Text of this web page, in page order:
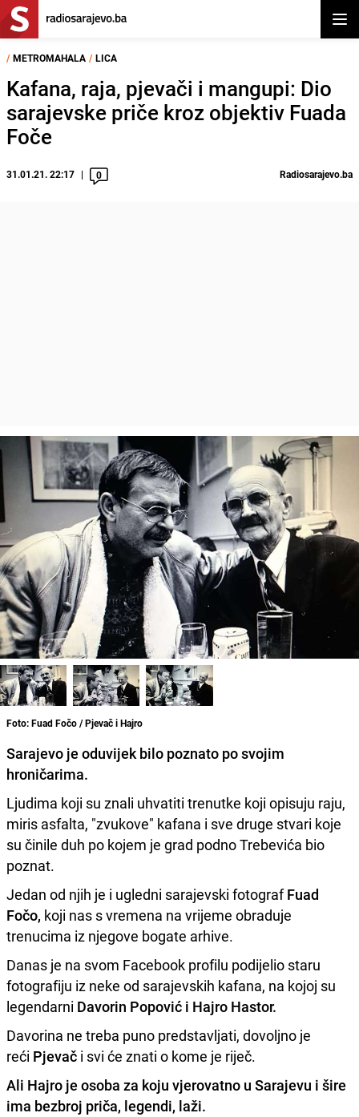
/ METROMAHALA / LICA
Kafana, raja, pjevači i mangupi: Dio
sarajevske priče kroz objektiv Fuada
Foče
31.01.21. 22:17 0 Radiosarajevo.ba
Foto: Fuad Fočo / Pjevač i Hajro
Sarajevo je oduvijek bilo poznato po svojim
hroničarima.
Ljudima koji su znali uhvatiti trenutke koji opisuju raju,
miris asfalta, "zvukove" kafana i sve druge stvari koje
su činile duh po kojem je grad podno Trebevića bio
poznat.
Jedan od njih je i ugledni sarajevski fotografFuad
Fočo, koji nas s vremena na vrijeme obraduje
trenucima iz njegove bogate arhive.
Danas je na svom Facebook profilu podijelio staru
fotografiju iz neke od sarajevskih kafana, na kojoj su
legendarni Davorin Popović i Hajro Hastor.
Davorina ne treba puno predstavljati, dovoljno je
reći Pjevač i svi će znati o kome je riječ.
Ali Hajro je osoba za koju vjerovatno u Sarajevu i šire
ima bezbroj priča, legendi, laži.